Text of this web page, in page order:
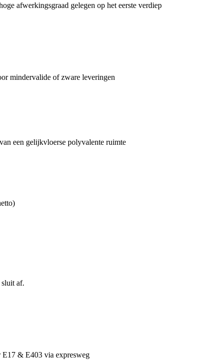
afwerkingsgraad gelegen op het eerste verdiep
mindervalide of zware leveringen
een gelijkvloerse polyvalente ruimte
sluit af.
E17 & E403 via expresweg